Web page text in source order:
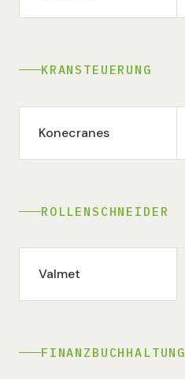
KRANSTEUERUNG
Konecranes
ROLLENSCHNEIDER
Valmet
FINANZBUCHHALTUNG